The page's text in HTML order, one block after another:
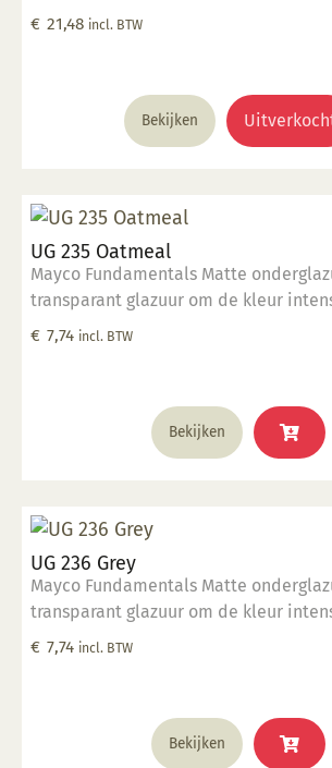
€ 21,48 incl. BTW
Bekijken
UG 235 Oatmeal
Mayco Fundamentals Matte
transparant glazuur om de kleur
Geschikt voor gebruiksgoed mits er
€ 7,74 incl. BTW
Bekijken
UG 236 Grey
Mayco Fundamentals Matte
transparant glazuur om de kleur
Geschikt voor gebruiksgoed mits er
€ 7,74 incl. BTW
Bekijken